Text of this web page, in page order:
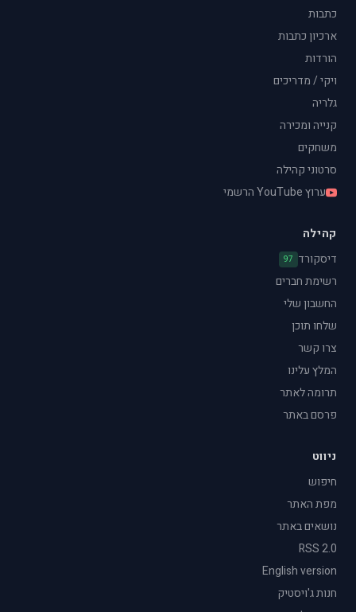
כתבות
ארכיון כתבות
הורדות
ויקי / מדריכים
גלריה
קנייה ומכירה
משחקים
סרטוני קהילה
ערוץ YouTube הרשמי
קהילה
דיסקורד 97
רשימת חברים
החשבון שלי
שלחו תוכן
צרו קשר
המלץ עלינו
תרומה לאתר
פרסם באתר
ניווט
חיפוש
מפת האתר
נושאים באתר
RSS 2.0
English version
חנות ג'ויסטיק